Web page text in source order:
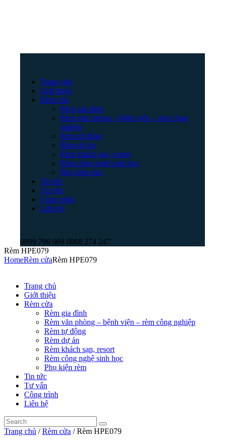
Trang chủ
Giới thiệu
Rèm cửa
Rèm gia đình
Rèm văn phòng – bệnh viện – rèm công
nghiệp
Rèm tự động
Rèm dự án
Rèm khách sạn, resort
Rèm công nghệ sinh học
Phụ kiện rèm
Tin tức
Tư vấn
Công trình
Liên hệ
0899 796 969 0868 274 247
Rèm HPE079
HomeRèm cửaRèm HPE079
Trang chủ
Giới thiệu
Rèm cửa
Rèm gia đình
Rèm văn phòng – bệnh viện – rèm công nghiệp
Rèm tự động
Rèm dự án
Rèm khách sạn, resort
Rèm công nghệ sinh học
Phụ kiện rèm
Tin tức
Tư vấn
Công trình
Liên hệ
Trang chủ /Rèm cửa / Rèm HPE079